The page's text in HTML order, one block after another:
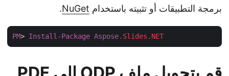
برمجة التطبيقات أو تثبيته باستخدامNuGet
.
PM > Install-Package Aspose.Slides.NET